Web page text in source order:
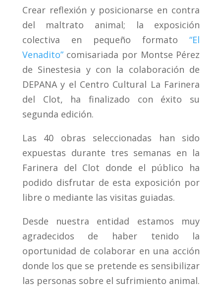
Crear reflexión y posicionarse en contra
del maltrato animal; la exposición
colectiva en pequeño formato“El
Venadito”comisariada por Montse Pérez
de Sinestesia y con la colaboración de
DEPANA y el Centro Cultural La Farinera
del Clot, ha finalizado con éxito su
segunda edición.
Las 40 obras seleccionadas han sido
expuestas durante tres semanas en la
Farinera del Clot donde el público ha
podido disfrutar de esta exposición por
libre o mediante las visitas guiadas.
Desde nuestra entidad estamos muy
agradecidos de haber tenido la
oportunidad de colaborar en una acción
donde los que se pretende es sensibilizar
las personas sobre el sufrimiento animal.